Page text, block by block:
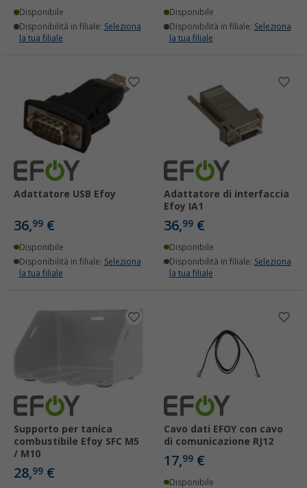
Disponibile
Disponibilità in filiale: Seleziona
la tua filiale
Disponibile
Disponibilità in filiale: Seleziona
la tua filiale
Adattatore USB Efoy
36,99 €
Disponibile
Disponibilità in filiale: Seleziona
la tua filiale
Adattatore di interfaccia
Efoy IA1
36,99 €
Disponibile
Disponibilità in filiale: Seleziona
la tua filiale
Supporto per tanica
combustibile Efoy SFC M5
/ M10
28,99 €
Cavo dati EFOY con cavo
di comunicazione RJ12
17,99 €
Disponibile